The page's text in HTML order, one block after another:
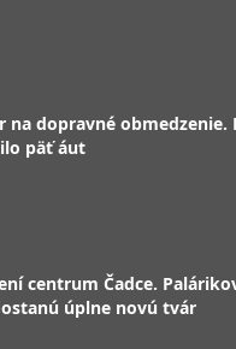
na dopravné obmedzenie.
päť áut
centrum Čadce.
úplne novú tvár